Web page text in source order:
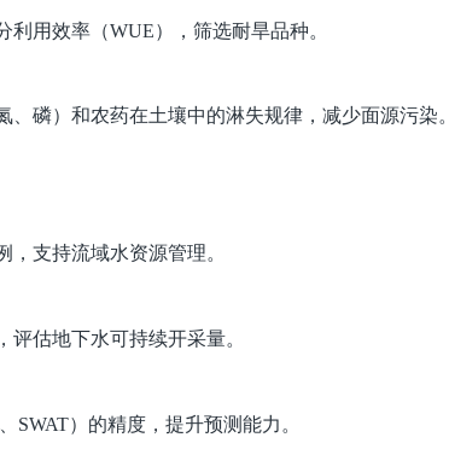
用效率（WUE），筛选耐旱品种。
、磷）和农药在土壤中的淋失规律，减少面源污染。
支持流域水资源管理。
估地下水可持续开采量。
SWAT）的精度，提升预测能力。